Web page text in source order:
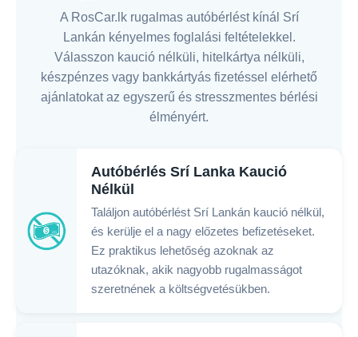
A RosCar.lk rugalmas autóbérlést kínál Srí
Lankán kényelmes foglalási feltételekkel.
Válasszon kaució nélküli, hitelkártya nélküli,
készpénzes vagy bankkártyás fizetéssel elérhető
ajánlatokat az egyszerű és stresszmentes bérlési
élményért.
Autóbérlés Srí Lanka Kaució
Nélkül
Találjon autóbérlést Srí Lankán kaució nélkül,
és kerülje el a nagy előzetes befizetéseket.
Ez praktikus lehetőség azoknak az
utazóknak, akik nagyobb rugalmasságot
szeretnének a költségvetésükben.